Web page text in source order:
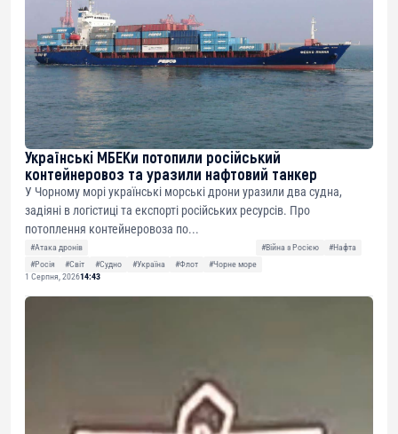
Українські МБЕКи потопили російський
контейнеровоз та уразили нафтовий танкер
У Чорному морі українські морські дрони уразили два судна,
задіяні в логістиці та експорті російських ресурсів. Про
потоплення контейнеровоза по...
#Атака дронів #Війна з Росією
#Нафта
#Росія
#Світ #Судно #Україна #Флот
#Чорне море
1 Серпня, 202614:43